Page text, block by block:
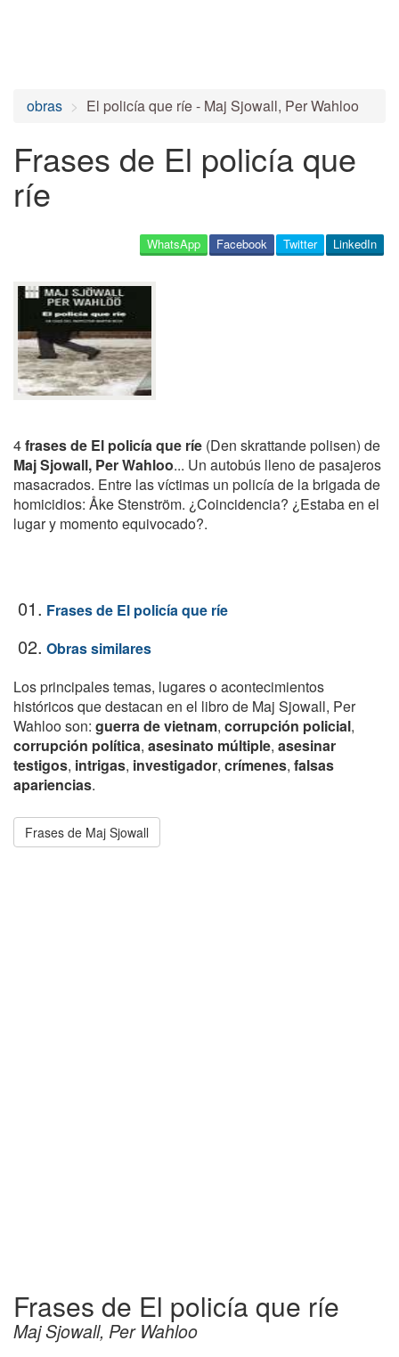
obras El policía que ríe - Maj Sjowall, Per Wahloo
Frases de El policía que
ríe
LinkedIn
Twitter
Facebook
WhatsApp
4frases de El policía que ríe (Den skrattande polisen) de
Maj Sjowall, Per Wahloo... Un autobús lleno de pasajeros
masacrados. Entre las víctimas un policía de la brigada de
homicidios: Åke Stenström. ¿Coincidencia? ¿Estaba en el
lugar y momento equivocado?.
01. Frases de El policía que ríe
02. Obras similares
Los principales temas, lugares o acontecimientos
históricos que destacan en el libro de Maj Sjowall, Per
Wahloo son: guerra de vietnam, corrupción policial,
corrupción política, asesinato múltiple, asesinar
testigos, intrigas, investigador, crímenes, falsas
apariencias.
Frases de Maj Sjowall
Frases de El policía que ríe
Maj Sjowall, Per Wahloo